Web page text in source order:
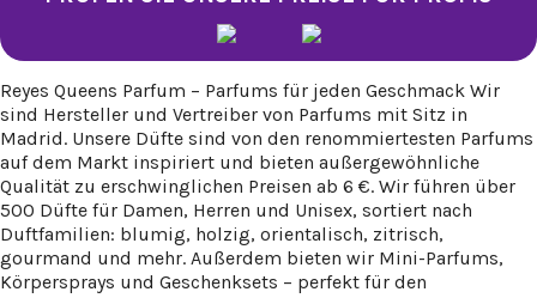
Reyes Queens Parfum – Parfums für jeden Geschmack Wir
sind Hersteller und Vertreiber von Parfums mit Sitz in
Madrid. Unsere Düfte sind von den renommiertesten Parfums
auf dem Markt inspiriert und bieten außergewöhnliche
Qualität zu erschwinglichen Preisen ab 6 €. Wir führen über
500 Düfte für Damen, Herren und Unisex, sortiert nach
Duftfamilien: blumig, holzig, orientalisch, zitrisch,
gourmand und mehr. Außerdem bieten wir Mini-Parfums,
Körpersprays und Geschenksets – perfekt für den